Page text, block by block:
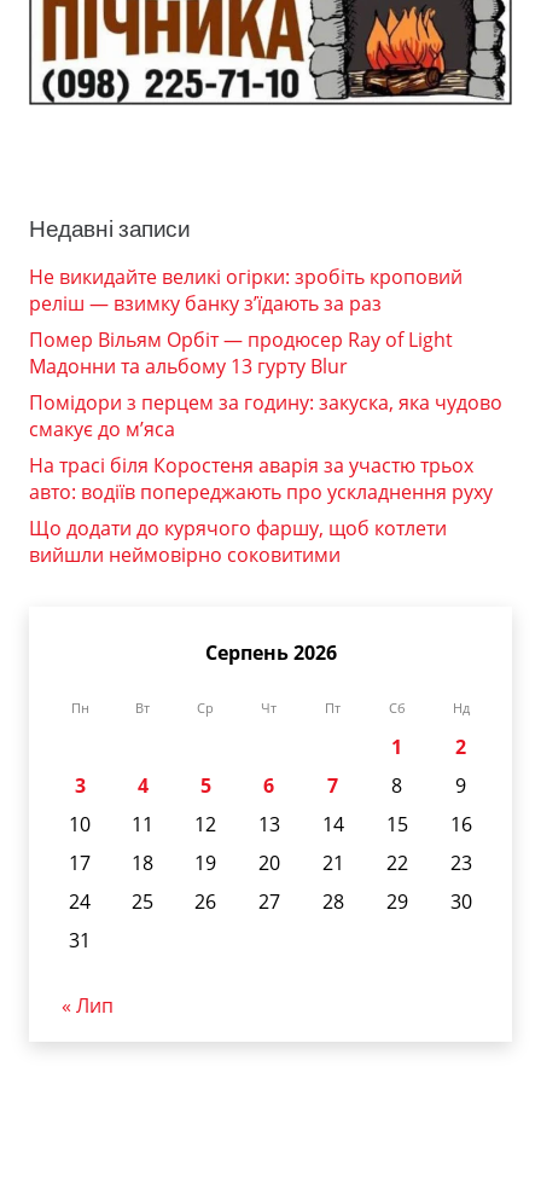
Недавні записи
Не викидайте великі огірки: зробіть кроповий
реліш — взимку банку з’їдають за раз
Помер Вільям Орбіт — продюсер Ray of Light
Мадонни та альбому 13 гурту Blur
Помідори з перцем за годину: закуска, яка чудово
смакує до м’яса
На трасі біля Коростеня аварія за участю трьох
авто: водіїв попереджають про ускладнення руху
Що додати до курячого фаршу, щоб котлети
вийшли неймовірно соковитими
Серпень 2026
Пн Вт Ср Чт Пт Сб Нд
1
2
3
4 5 6 7 8
9
10
11 12 13 14 15
16
17
18 19 20 21 22
23
24
25 26 27 28 29
30
31
« Лип